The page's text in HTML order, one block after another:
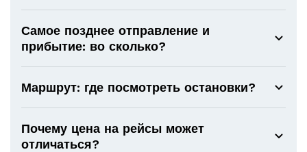
Самое позднее отправление и
прибытие: во сколько?
Маршрут: где посмотреть остановки?
Почему цена на рейсы может
отличаться?